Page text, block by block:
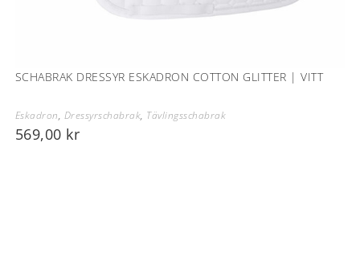
SCHABRAK DRESSYR ESKADRON COTTON GLITTER | VITT
Eskadron, Dressyrschabrak, Tävlingsschabrak
569,00 kr